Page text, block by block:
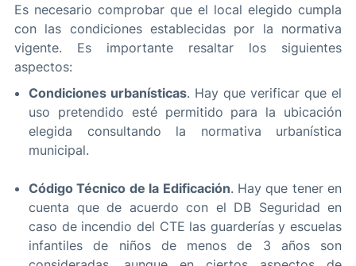
Es necesario comprobar que el local elegido cumpla
con las condiciones establecidas por la normativa
vigente. Es importante resaltar los siguientes
aspectos:
Condiciones urbanísticas. Hay que verificar que el
uso pretendido esté permitido para la ubicación
elegida consultando la normativa urbanística
municipal.
Código Técnico de la Edificación. Hay que tener en
cuenta que de acuerdo con el DB Seguridad en
caso de incendio del CTE las guarderías y escuelas
infantiles de niños de menos de 3 años son